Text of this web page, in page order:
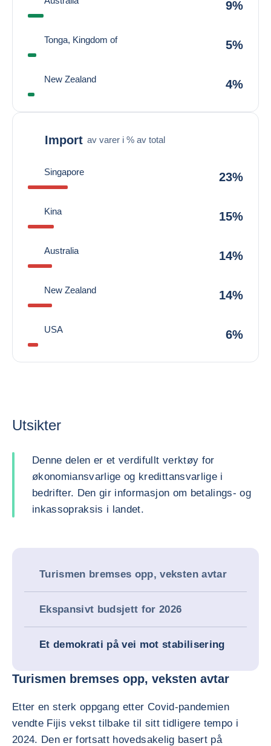
9%
Tonga, Kingdom of 5%
New Zealand 4%
Import av varer i % av total
Singapore 23%
Kina 15%
Australia 14%
New Zealand 14%
USA 6%
Utsikter
Denne delen er et verdifullt verktøy for
økonomiansvarlige og kredittansvarlige i
bedrifter. Den gir informasjon om betalings- og
inkassopraksis i landet.
Turismen bremses opp, veksten avtar
Ekspansivt budsjett for 2026
Et demokrati på vei mot stabilisering
Turismen bremses opp, veksten avtar
Etter en sterk oppgang etter Covid-pandemien
vendte Fijis vekst tilbake til sitt tidligere tempo i
2024. Den er fortsatt hovedsakelig basert på